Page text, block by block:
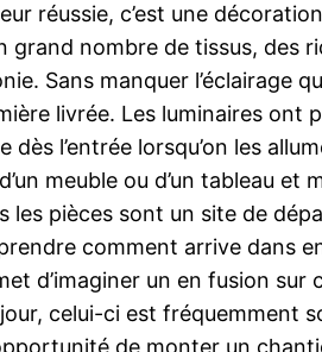
réussie, c’est une
nombre de tissus, des
Sans manquer l’éclairage
livrée. Les luminaires ont
dès l’entrée lorsqu’on les
meuble ou d’un tableau
les pièces sont un site de
comment arrive dans
d’imaginer un en fusion
celui-ci est fréquemment
de monter un